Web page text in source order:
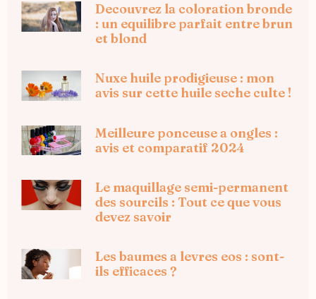
Decouvrez la coloration bronde
: un equilibre parfait entre brun
et blond
Nuxe huile prodigieuse : mon
avis sur cette huile seche culte !
Meilleure ponceuse a ongles :
avis et comparatif 2024
Le maquillage semi-permanent
des sourcils : Tout ce que vous
devez savoir
Les baumes a levres eos : sont-
ils efficaces ?